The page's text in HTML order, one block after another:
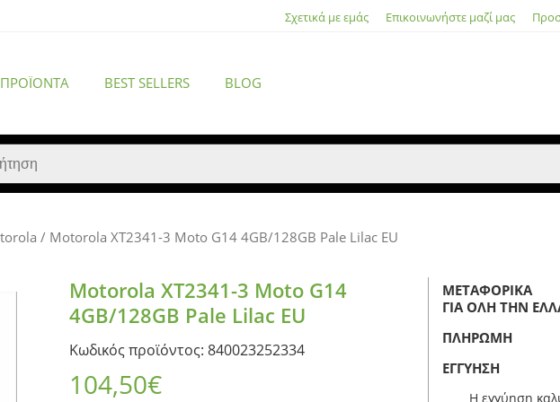
Σχετικά με εμάς Επικοινωνήστε μαζί μας
BEST SELLERS BLOG
ACCESSORIES
/ Motorola XT2341-3 Moto G14 4GB/128GB Pale Lilac EU
Motorola XT2341-3 Moto G14
4GB/128GB Pale Lilac EU
Κωδικός προϊόντος: 840023252334
104,50€
ΜΕΤΑΦΟΡΙΚΆ
ΓΙΑ ΌΛΗ ΤΗΝ
ΠΛΗΡΩΜΉ
ΕΓΓΎΗΣΗ
Η εγγύηση